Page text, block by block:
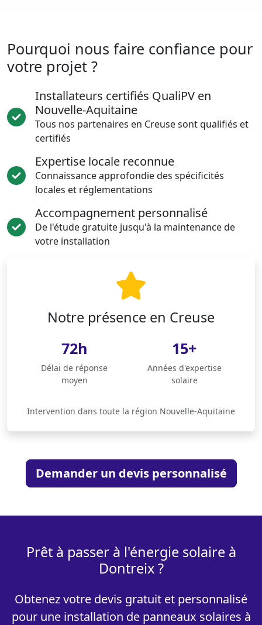
Pourquoi nous faire confiance pour
votre projet ?
Installateurs certifiés QualiPV en
Nouvelle-Aquitaine
Tous nos partenaires en Creuse sont qualifiés et
certifiés
Expertise locale reconnue
Connaissance approfondie des spécificités
locales et réglementations
Accompagnement personnalisé
De l'étude gratuite jusqu'à la maintenance de
votre installation
Notre présence en Creuse
72h
Délai de réponse
moyen
15+
Années d'expertise
solaire
Intervention dans toute la région Nouvelle-Aquitaine
Demander un devis personnalisé
Prêt à passer à l'énergie solaire à
Dontreix ?
Obtenez votre devis gratuit et personnalisé
pour une installation de panneaux solaires à